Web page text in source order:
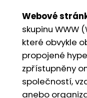
Webové
skupinu WWW
které obvykle
propojené
zpřístupněny
společností,
anebo